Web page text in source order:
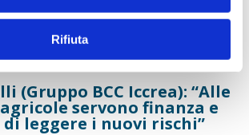
Rifiuta
(Gruppo BCC Iccrea): “Alle
servono finanza e
leggere i nuovi rischi”